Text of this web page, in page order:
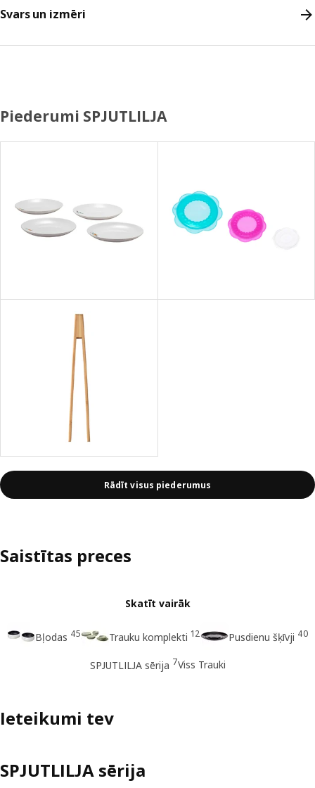
Svars un izmēri
Piederumi SPJUTLILJA
Rādīt visus piederumus
Saistītas preces
Skatīt vairāk
Bļodas 45 Trauku komplekti 12 Pusdienu šķīvji 40
SPJUTLILJA sērija 7Viss Trauki
Ieteikumi tev
SPJUTLILJA sērija